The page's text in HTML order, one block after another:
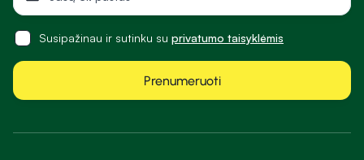
Susipažinau ir sutinku su privatumo taisyklėmis
Prenumeruoti